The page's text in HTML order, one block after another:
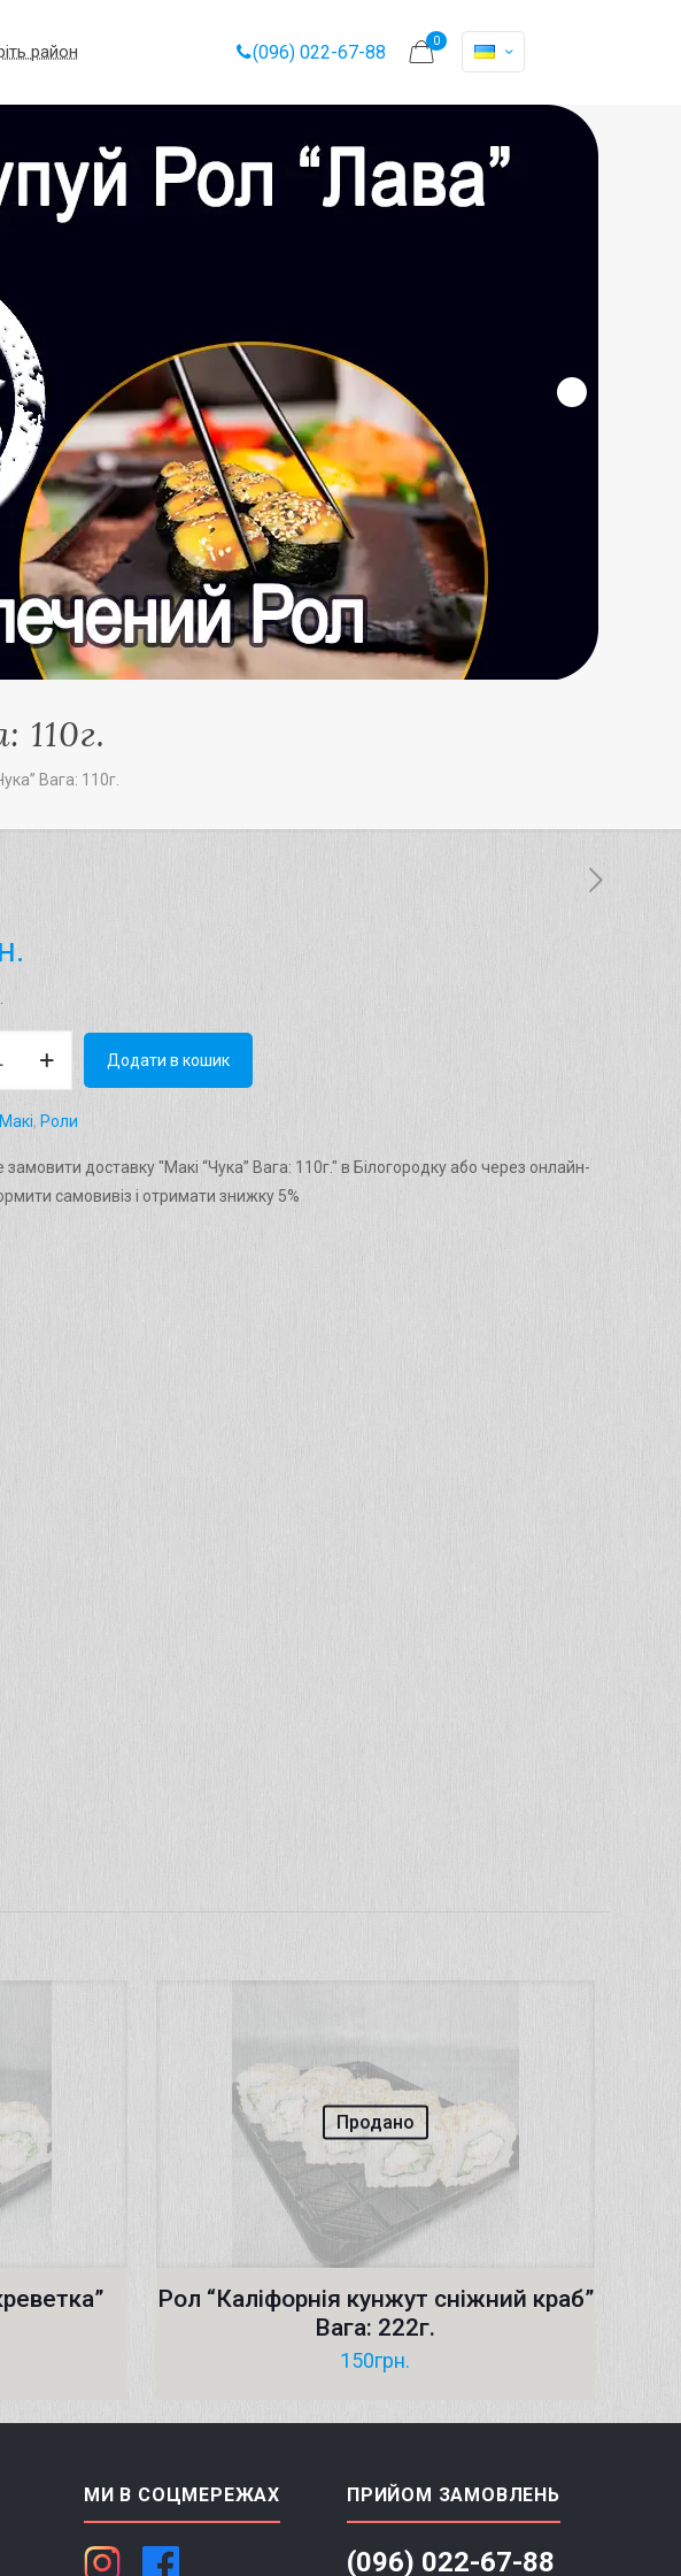
район (096) 022-67-88
0
110г.
Вага: 110г.
Додати в кошик
Макі, Роли
доставку "Макі “Чука” Вага: 110г." в Білогородку або через онлайн-
самовивіз і отримати знижку 5%
Продано
Рол “Каліфорнія кунжут сніжний краб”
Вага: 222г.
150грн.
МИ В СОЦМЕРЕЖАХ ПРИЙОМ ЗАМОВЛЕНЬ
(096) 022-67-88